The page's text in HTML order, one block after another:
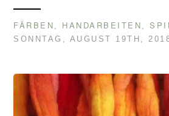
FÄRBEN , HANDARBEITEN ,
SONNTAG, AUGUST 19TH,